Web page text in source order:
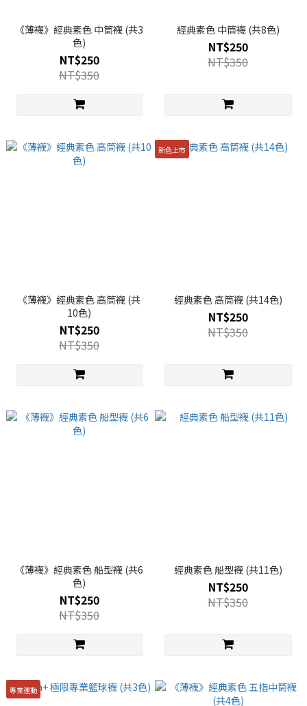
《薄襪》經典素色 中筒襪 (共3
色)
NT$250
NT$350
經典素色 中筒襪 (共8色)
NT$250
NT$350
《薄襪》經典素色 高筒襪 (共
10色)
NT$250
NT$350
新色上市
經典素色 高筒襪 (共14色)
NT$250
NT$350
《薄襪》經典素色 船型襪 (共6
色)
NT$250
NT$350
經典素色 船型襪 (共11色)
NT$250
NT$350
專業運動